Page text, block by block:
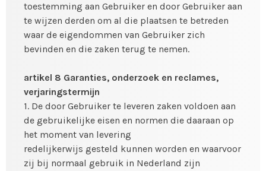
toestemming aan Gebruiker en door Gebruiker aan
te wijzen derden om al die plaatsen te betreden
waar de eigendommen van Gebruiker zich
bevinden en die zaken terug te nemen.
artikel 8 Garanties, onderzoek en reclames,
verjaringstermijn
1. De door Gebruiker te leveren zaken voldoen aan
de gebruikelijke eisen en normen die daaraan op
het moment van levering
redelijkerwijs gesteld kunnen worden en waarvoor
zij bij normaal gebruik in Nederland zijn